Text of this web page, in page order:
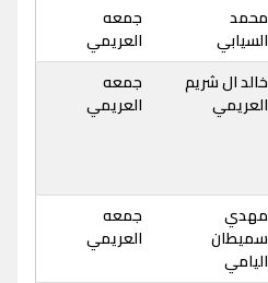
محمد
السيابي
جمعه
العريمي
خالد ال شريم
العريمي
جمعه
العريمي
مهدي
سميطان
اليامي
جمعه
العريمي